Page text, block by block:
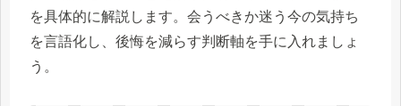
を具体的に解説します。会うべきか迷う今の気持ち
を言語化し、後悔を減らす判断軸を手に入れましょ
う。